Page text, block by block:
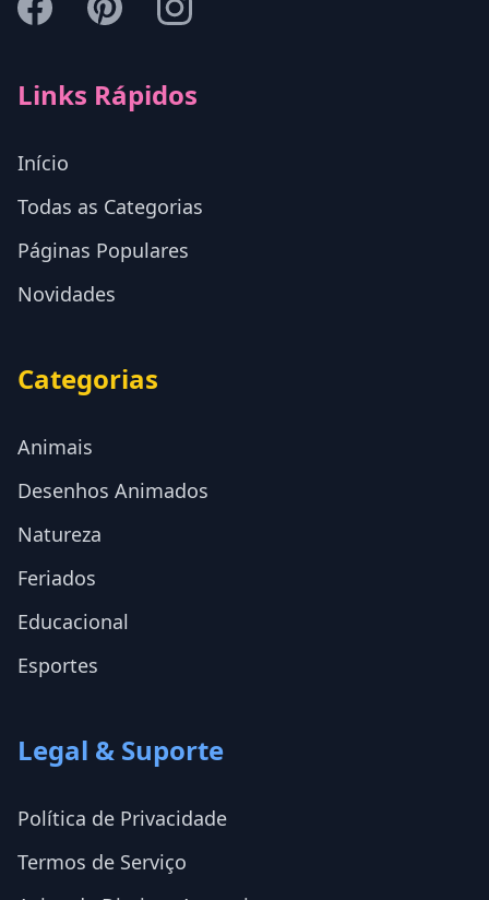
Links Rápidos
Início
Todas as Categorias
Páginas Populares
Novidades
Categorias
Animais
Desenhos Animados
Natureza
Feriados
Educacional
Esportes
Legal & Suporte
Política de Privacidade
Termos de Serviço